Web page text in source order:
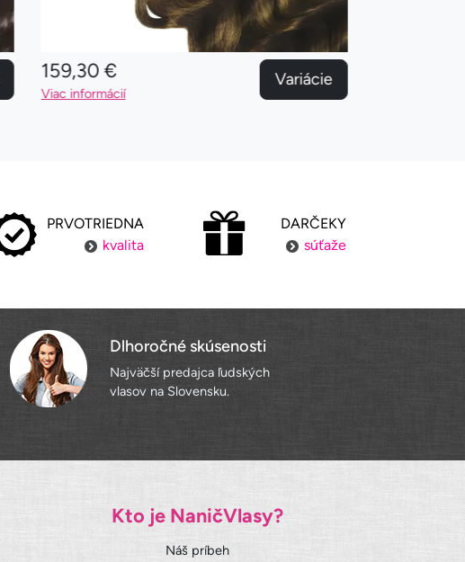
159,30 €
Viac informácií
Variácie
PRVOTRIEDNA
kvalita
DARČEKY
súťaže
Dlhoročné skúsenosti
Najväčší predajca ľudských
vlasov na Slovensku.
Kto je NaničVlasy?
Náš príbeh